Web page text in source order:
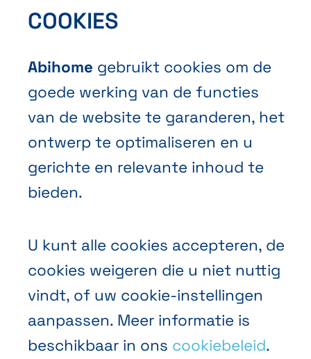
Privacybeleid
Een afspraak maken
Contacteer ons
COOKIES
Abihome gebruikt cookies om de
goede werking van de functies
van de website te garanderen, het
ontwerp te optimaliseren en u
gerichte en relevante inhoud te
bieden.
U kunt alle cookies accepteren, de
cookies weigeren die u niet nuttig
vindt, of uw cookie-instellingen
aanpassen. Meer informatie is
beschikbaar in ons cookiebeleid.